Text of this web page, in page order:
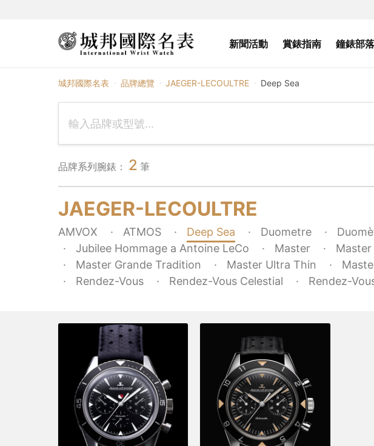
新聞活動 賞錶指南 鐘錶部落
城邦國際名表 品牌總覽 JAEGER-LECOULTRE Deep Sea
品牌系列腕錶： 2 筆
JAEGER-LECOULTRE
AMVOX ATMOS Deep Sea Duometre
Jubilee Hommage a Antoine LeCo
Master
Master Grande Tradition
Master Ultra Thin
Rendez-Vous
Rendez-Vous Celestial Rendez-